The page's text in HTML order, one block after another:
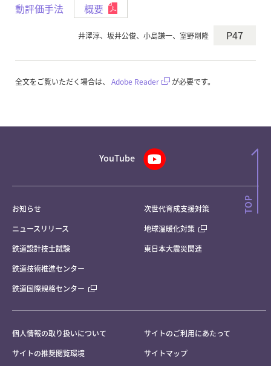
動評価手法
概要
井澤淳、坂井公俊、小島謙一、室野剛隆 P47
全文をご覧いただく場合は、 Adobe Reader が必要です。
YouTube
お知らせ
ニュースリリース
鉄道設計技士試験
鉄道技術推進センター
鉄道国際規格センター
次世代育成支援対策
地球温暖化対策
東日本大震災関連
個人情報の取り扱いについて
サイトのご利用にあたって
サイトの推奨閲覧環境
サイトマップ